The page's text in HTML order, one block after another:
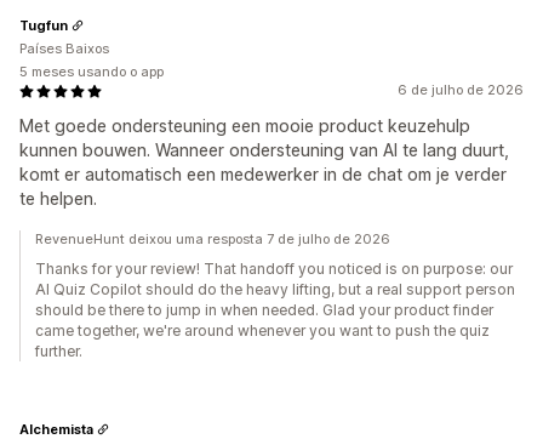
6 de julho de 2026
Met goede ondersteuning een mooie product keuzehulp
kunnen bouwen. Wanneer ondersteuning van AI te lang duurt,
komt er automatisch een medewerker in de chat om je verder
te helpen.
Tugfun
Países Baixos
5 meses usando o app
RevenueHunt deixou uma resposta 7 de julho de 2026
Thanks for your review! That handoff you noticed is on purpose: our
AI Quiz Copilot should do the heavy lifting, but a real support person
should be there to jump in when needed. Glad your product finder
came together, we're around whenever you want to push the quiz
further.
Alchemista